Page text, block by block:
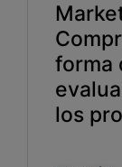
forma
los